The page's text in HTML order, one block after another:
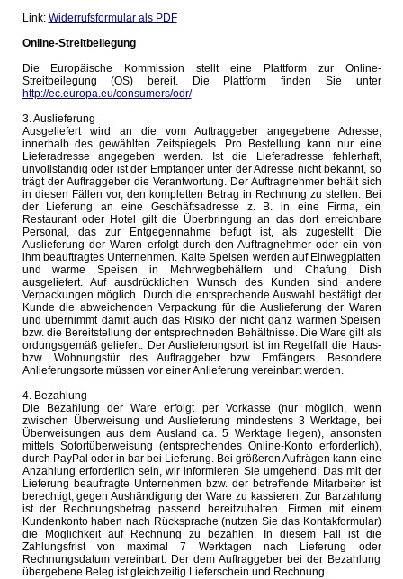
Link: Widerrufsformular als PDF
Online-Streitbeilegung
Die Europäische Kommission stellt eine Plattform zur Online-
Streitbeilegung (OS) bereit. Die Plattform finden Sie unter
http://ec.europa.eu/consumers/odr/
3. Auslieferung
Ausgeliefert wird an die vom Auftraggeber angegebene Adresse,
innerhalb des gewählten Zeitspiegels. Pro Bestellung kann nur eine
Lieferadresse angegeben werden. Ist die Lieferadresse fehlerhaft,
unvollständig oder ist der Empfänger unter der Adresse nicht bekannt, so
trägt der Auftraggeber die Verantwortung. Der Auftragnehmer behält sich
in diesen Fällen vor, den kompletten Betrag in Rechnung zu stellen. Bei
der Lieferung an eine Geschäftsadresse z. B. in eine Firma, ein
Restaurant oder Hotel gilt die Überbringung an das dort erreichbare
Personal, das zur Entgegennahme befugt ist, als zugestellt. Die
Auslieferung der Waren erfolgt durch den Auftragnehmer oder ein von
ihm beauftragtes Unternehmen. Kalte Speisen werden auf Einwegplatten
und warme Speisen in Mehrwegbehältern und Chafung Dish
ausgeliefert. Auf ausdrücklichen Wunsch des Kunden sind andere
Verpackungen möglich. Durch die entsprechende Auswahl bestätigt der
Kunde die abweichenden Verpackung für die Auslieferung der Waren
und übernimmt damit auch das Risiko der nicht ganz warmen Speisen
bzw. die Bereitstellung der entsprechneden Behältnisse. Die Ware gilt als
ordungsgemäß geliefert. Der Auslieferungsort ist im Regelfall die Haus-
bzw. Wohnungstür des Auftraggeber bzw. Emfängers. Besondere
Anlieferungsorte müssen vor einer Anlieferung vereinbart werden.
4. Bezahlung
Die Bezahlung der Ware erfolgt per Vorkasse (nur möglich, wenn
zwischen Überweisung und Auslieferung mindestens 3 Werktage, bei
Überweisungen aus dem Ausland ca. 5 Werktage liegen), ansonsten
mittels Sofortüberweisung (entsprechendes Online-Konto erforderlich),
durch PayPal oder in bar bei Lieferung. Bei größeren Aufträgen kann eine
Anzahlung erforderlich sein, wir informieren Sie umgehend. Das mit der
Lieferung beauftragte Unternehmen bzw. der betreffende Mitarbeiter ist
berechtigt, gegen Aushändigung der Ware zu kassieren. Zur Barzahlung
ist der Rechnungsbetrag passend bereitzuhalten. Firmen mit einem
Kundenkonto haben nach Rücksprache (nutzen Sie das Kontakformular)
die Möglichkeit auf Rechnung zu bezahlen. In diesem Fall ist die
Zahlungsfrist von maximal 7 Werktagen nach Lieferung oder
Rechnungsdatum vereinbart. Der dem Auftraggeber bei der Bezahlung
übergebene Beleg ist gleichzeitig Lieferschein und Rechnung.